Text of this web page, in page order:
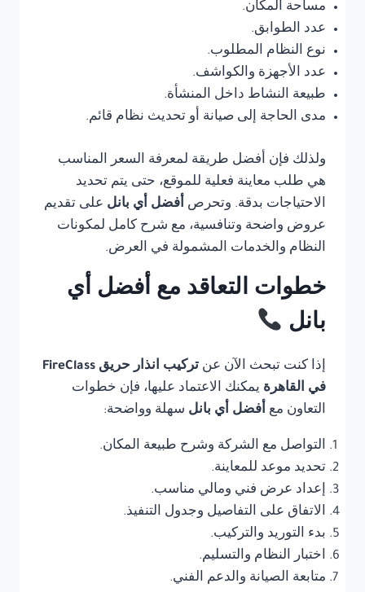
مساحة المكان.
عدد الطوابق.
نوع النظام المطلوب.
عدد الأجهزة والكواشف.
طبيعة النشاط داخل المنشأة.
مدى الحاجة إلى صيانة أو تحديث نظام قائم.
ولذلك فإن أفضل طريقة لمعرفة السعر المناسب
هي طلب معاينة فعلية للموقع، حتى يتم تحديد
الاحتياجات بدقة. وتحرص أفضل أي بانل على تقديم
عروض واضحة وتنافسية، مع شرح كامل لمكونات
النظام والخدمات المشمولة في العرض.
خطوات التعاقد مع أفضل أي
بانل
إذا كنت تبحث الآن عن
تركيب انذار حريق FireClass
في القاهرة يمكنك الاعتماد عليها، فإن خطوات
التعاون مع أفضل أي بانل سهلة وواضحة:
التواصل مع الشركة وشرح طبيعة المكان.
تحديد موعد للمعاينة.
إعداد عرض فني ومالي مناسب.
الاتفاق على التفاصيل وجدول التنفيذ.
بدء التوريد والتركيب.
اختبار النظام والتسليم.
متابعة الصيانة والدعم الفني.